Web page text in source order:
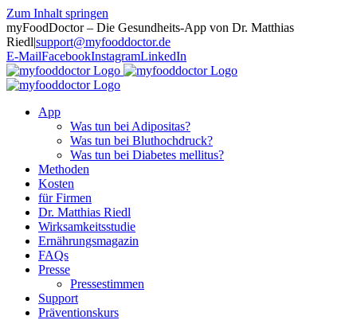
Zum Inhalt springen
myFoodDoctor – Die Gesundheits-App von Dr. Matthias
Riedl|support@myfooddoctor.de
E-MailFacebookInstagramLinkedIn
App
Was tun bei Adipositas?
Was tun bei Bluthochdruck?
Was tun bei Diabetes mellitus?
Methoden
Kosten
für Firmen
Dr. Matthias Riedl
Wirksamkeitsstudie
Ernährungsmagazin
FAQs
Presse
Pressestimmen
Support
Präventionskurs